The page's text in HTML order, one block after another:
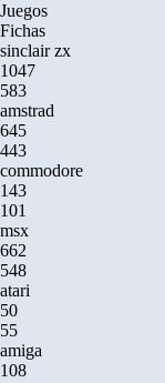
Juegos
Fichas
sinclair zx
1047
583
amstrad
645
443
commodore
143
101
msx
662
548
atari
50
55
amiga
108